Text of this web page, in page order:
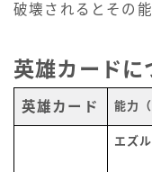
破壊されるとその
英雄カードに
英雄カード 能力
エズル